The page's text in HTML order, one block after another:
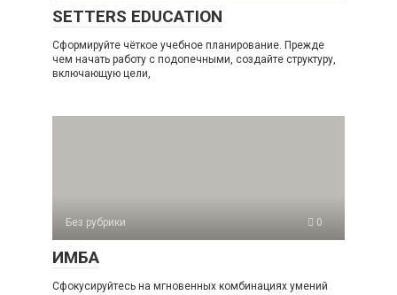
SETTERS EDUCATION
Сформируйте чёткое учебное планирование. Прежде
чем начать работу с подопечными, создайте структуру,
включающую цели,
Без рубрики 0
ИМБА
Сфокусируйтесь на мгновенных комбинациях умений